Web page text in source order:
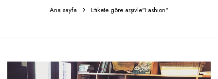
Ana sayfa Etikete göre arşivle"Fashion"